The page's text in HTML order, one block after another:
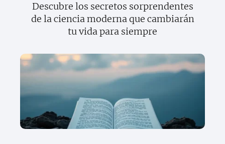
Descubre los secretos sorprendentes
de la ciencia moderna que cambiarán
tu vida para siempre